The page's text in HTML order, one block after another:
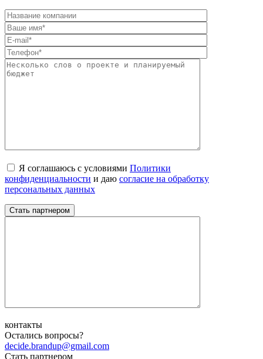
Я соглашаюсь с условиями Политики
конфиденциальности и даю согласие на обработку
персональных данных
контакты
Остались вопросы?
decide.brandup@gmail.com
Стать партнером